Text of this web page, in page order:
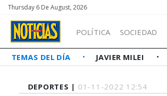
Thursday 6 De August, 2026
POLÍTICA SOCIEDAD
TEMAS DEL DÍA JAVIER MILEI
DEPORTES | 01-11-2022 12:54